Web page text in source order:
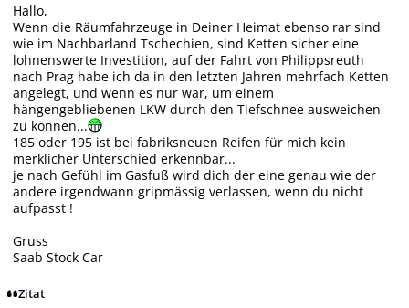
Hallo,
Wenn die Räumfahrzeuge in Deiner Heimat ebenso rar sind
wie im Nachbarland Tschechien, sind Ketten sicher eine
lohnenswerte Investition, auf der Fahrt von Philippsreuth
nach Prag habe ich da in den letzten Jahren mehrfach Ketten
angelegt, und wenn es nur war, um einem
hängengebliebenen LKW durch den Tiefschnee ausweichen
zu können...
185 oder 195 ist bei fabriksneuen Reifen für mich kein
merklicher Unterschied erkennbar...
je nach Gefühl im Gasfuß wird dich der eine genau wie der
andere irgendwann gripmässig verlassen, wenn du nicht
aufpasst !
Gruss
Saab Stock Car
Zitat